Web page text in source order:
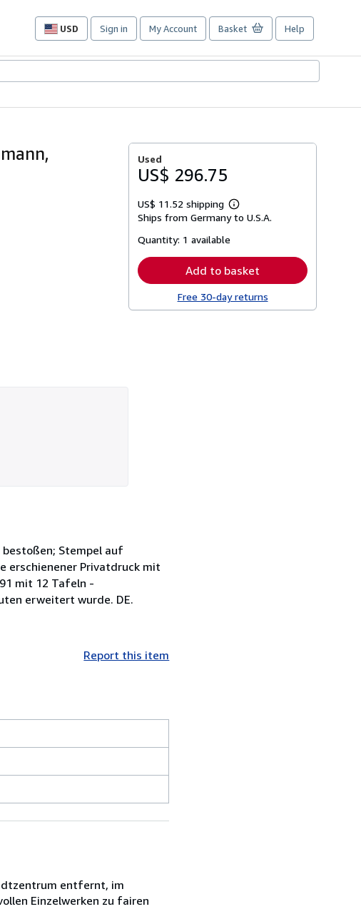
USD
Site
preferences
Sign in My Account Basket Help
Used
US$ 296.75
US$ 11.52 shipping
Learn
more
Ships from Germany to U.S.A.
Quantity: 1 available
Add to basket
Free 30-day returns
bestoßen; Stempel auf
erschienener Privatdruck mit
mit 12 Tafeln -
erweitert wurde. DE.
Report this item
entfernt, im
Einzelwerken zu fairen